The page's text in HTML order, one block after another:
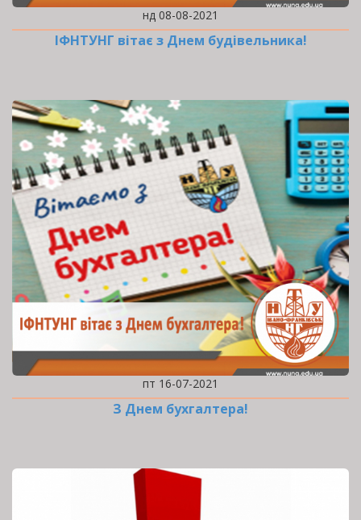
нд 08-08-2021
ІФНТУНГ вітає з Днем будівельника!
пт 16-07-2021
З Днем бухгалтера!